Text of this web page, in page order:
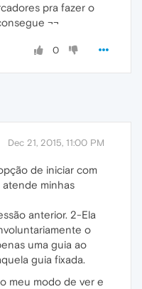
pra fazer o
¬¬
0
Dec 21, 2015, 11:00 PM
de iniciar com
minhas
anterior. 2-Ela
o
uma guia ao
guia fixada.
meu modo de ver e